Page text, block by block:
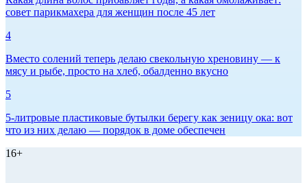
совет парикмахера для женщин после 45 лет
4
Вместо солений теперь делаю свекольную хреновину — к
мясу и рыбе, просто на хлеб, обалденно вкусно
5
5-литровые пластиковые бутылки берегу как зеницу ока: вот
что из них делаю — порядок в доме обеспечен
16+